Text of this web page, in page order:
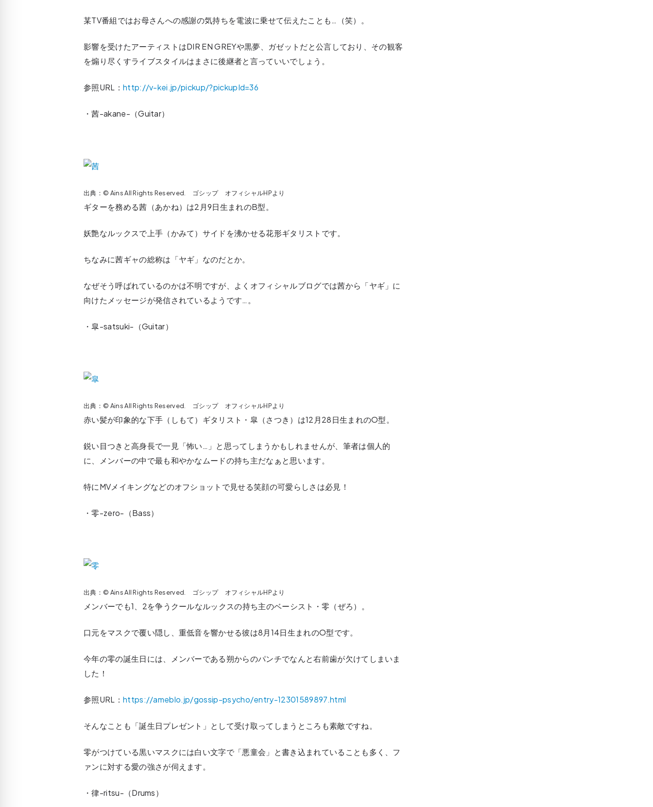
某TV番組ではお母さんへの感謝の気持ちを電波に乗せて伝えたことも…（笑）。
影響を受けたアーティストはDIR EN GREYや黒夢、ガゼットだと公言しており、その観客
を煽り尽くすライブスタイルはまさに後継者と言っていいでしょう。
参照URL： http://v-kei.jp/pickup/?pickupId=36
・茜-akane-（Guitar）
出典：© Ains All Rights Reserved. ゴシップ オフィシャルHPより
ギターを務める茜（あかね）は2月9日生まれのB型。
妖艶なルックスで上手（かみて）サイドを沸かせる花形ギタリストです。
ちなみに茜ギャの総称は「ヤギ」なのだとか。
なぜそう呼ばれているのかは不明ですが、よくオフィシャルブログでは茜から「ヤギ」に
向けたメッセージが発信されているようです…。
・皐-satsuki-（Guitar）
出典：© Ains All Rights Reserved. ゴシップ オフィシャルHPより
赤い髪が印象的な下手（しもて）ギタリスト・皐（さつき）は12月28日生まれのO型。
鋭い目つきと高身長で一見「怖い…」と思ってしまうかもしれませんが、筆者は個人的
に、メンバーの中で最も和やかなムードの持ち主だなぁと思います。
特にMVメイキングなどのオフショットで見せる笑顔の可愛らしさは必見！
・零-zero-（Bass）
出典：© Ains All Rights Reserved. ゴシップ オフィシャルHPより
メンバーでも1、2を争うクールなルックスの持ち主のベーシスト・零（ぜろ）。
口元をマスクで覆い隠し、重低音を響かせる彼は8月14日生まれのO型です。
今年の零の誕生日には、メンバーである朔からのパンチでなんと右前歯が欠けてしまいま
した！
参照URL： https://ameblo.jp/gossip-psycho/entry-12301589897.html
そんなことも「誕生日プレゼント」として受け取ってしまうところも素敵ですね。
零がつけている黒いマスクには白い文字で「悪童会」と書き込まれていることも多く、フ
ァンに対する愛の強さが伺えます。
・律-ritsu-（Drums）